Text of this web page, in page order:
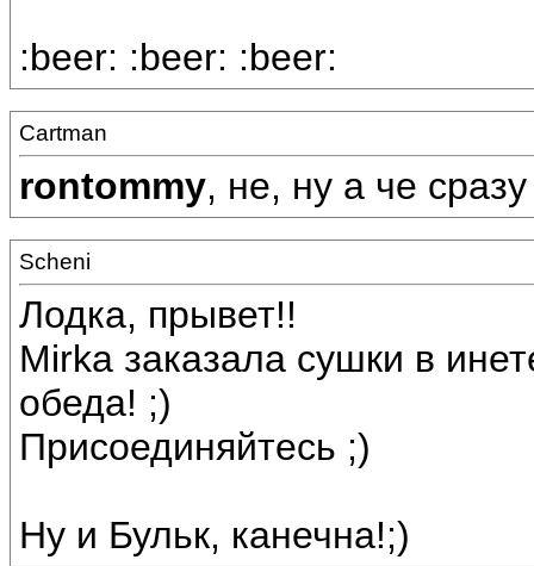
:beer: :beer: :beer:
Cartman
rontommy, не, ну а че
Scheni
Лодка, прывет!!
Mirka заказала сушки в
обеда! ;)
Присоединяйтесь ;)
Ну и Бульк, канечна!;)